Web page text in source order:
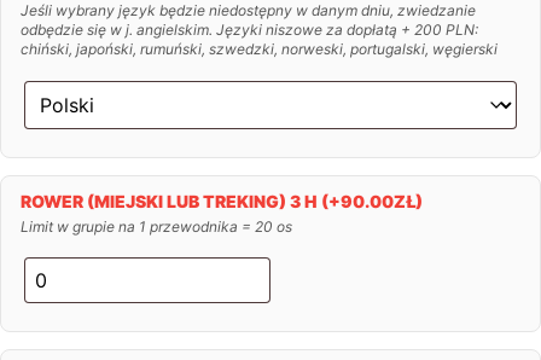
Jeśli wybrany język będzie niedostępny w danym dniu, zwiedzanie
odbędzie się w j. angielskim. Języki niszowe za dopłatą + 200 PLN:
chiński, japoński, rumuński, szwedzki, norweski, portugalski, węgierski
ROWER (MIEJSKI LUB TREKING) 3 H (+90.00ZŁ)
Limit w grupie na 1 przewodnika = 20 os